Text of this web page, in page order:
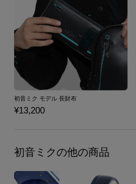
初音ミク モデル 長財布
¥13,200
初音ミクの他の商品